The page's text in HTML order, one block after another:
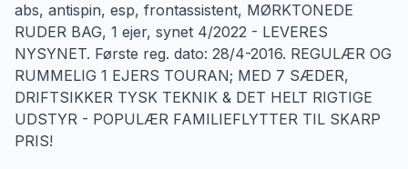
abs, antispin, esp, frontassistent, MØRKTONEDE
RUDER BAG, 1 ejer, synet 4/2022 - LEVERES
NYSYNET. Første reg. dato: 28/4-2016. REGULÆR OG
RUMMELIG 1 EJERS TOURAN; MED 7 SÆDER,
DRIFTSIKKER TYSK TEKNIK & DET HELT RIGTIGE
UDSTYR - POPULÆR FAMILIEFLYTTER TIL SKARP
PRIS!